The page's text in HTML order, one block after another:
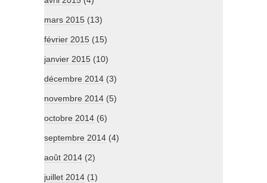
mars 2015 (13)
février 2015 (15)
janvier 2015 (10)
décembre 2014 (3)
novembre 2014 (5)
octobre 2014 (6)
septembre 2014 (4)
août 2014 (2)
juillet 2014 (1)